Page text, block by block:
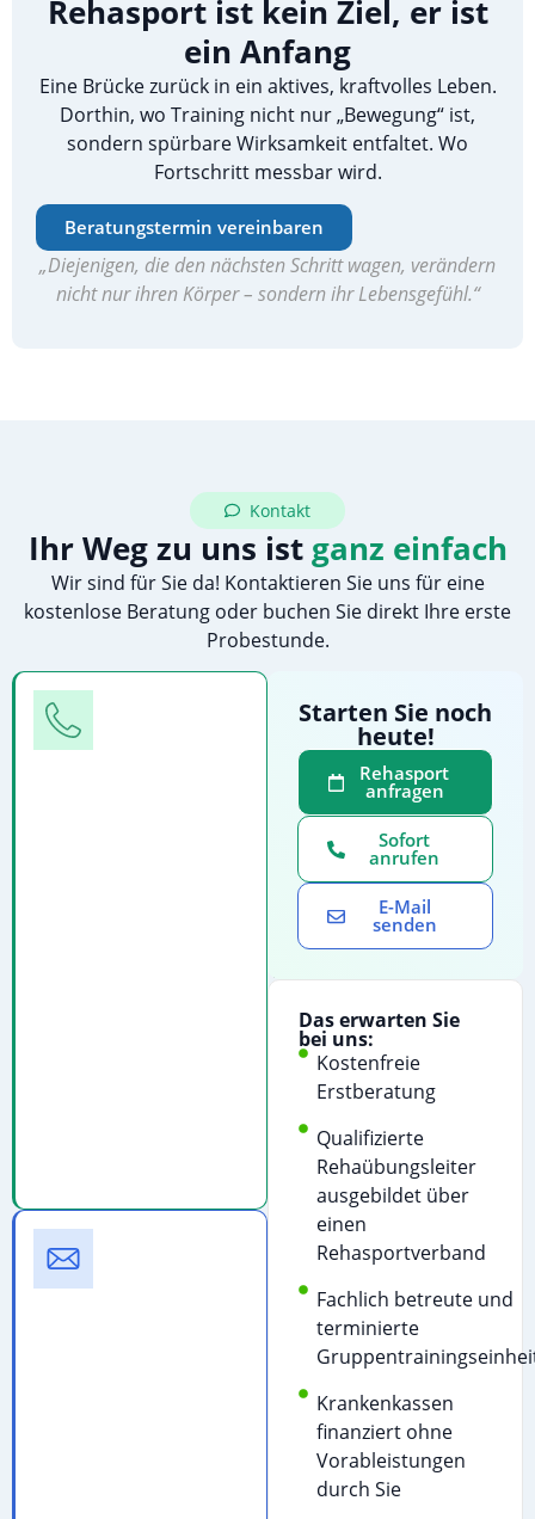
Rehasport ist kein Ziel, er ist
ein Anfang
Eine Brücke zurück in ein aktives, kraftvolles Leben.
Dorthin, wo Training nicht nur „Bewegung“ ist,
sondern spürbare Wirksamkeit entfaltet. Wo
Fortschritt messbar wird.
Beratungstermin vereinbaren
„Diejenigen, die den nächsten Schritt wagen, verändern
nicht nur ihren Körper – sondern ihr Lebensgefühl.“
Kontakt
Ihr Weg zu uns istganz einfach
Wir sind für Sie da! Kontaktieren Sie uns für eine
kostenlose Beratung oder buchen Sie direkt Ihre erste
Probestunde.
Telefon
uns
direkt
für
persönliche
Beratung:
Telefonanruf
starten
Kostenfreie
Terminvereinbarung
Schreiben
detaillierte
Informationen:
Starten Sie noch
heute!
Rehasport
anfragen
Sofort
anrufen
E-Mail
senden
Das erwarten Sie
bei uns:
Kostenfreie
Erstberatung
Qualifizierte
Rehaübungsleiter
ausgebildet über
einen
Rehasportverband
Fachlich betreute und
terminierte
Krankenkassen
finanziert ohne
Vorableistungen
durch Sie